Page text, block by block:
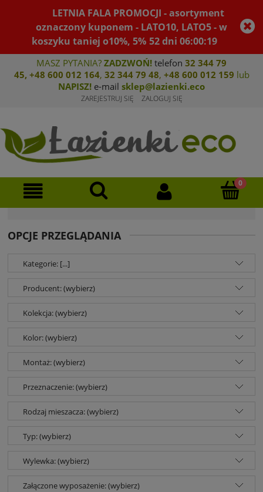
LETNIA FALA PROMOCJI - asortyment
oznaczony kuponem - LATO10, LATO5 - w
koszyku taniej o10%, 5% 52dni06:00:18
MASZ PYTANIA? ZADZWOŃ! telefon 32 344 79
45, +48 600 012 164, 32 344 79 48, +48 600 012 159 lub
NAPISZ! e-mail sklep@lazienki.eco
ZAREJESTRUJ SIĘ ZALOGUJ SIĘ
OPCJE PRZEGLĄDANIA
Kategorie: [...]
Producent: (wybierz)
Kolekcja: (wybierz)
Kolor: (wybierz)
Montaż: (wybierz)
Przeznaczenie: (wybierz)
Rodzaj mieszacza: (wybierz)
Typ: (wybierz)
Wylewka: (wybierz)
Załączone wyposażenie: (wybierz)